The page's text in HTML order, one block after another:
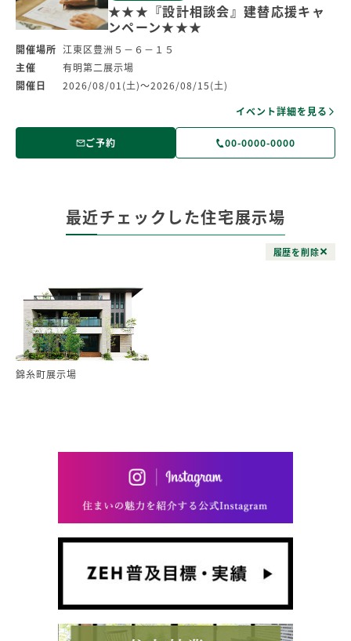
★★★『設計相談会』建替応援キャ
ンペーン★★★
開催場所 江東区豊洲５－６－１５
主催
有明第二展示場
開催日
2026/08/01(土)～2026/08/15(土)
イベント詳細を見る
ご予約 00-0000-0000
最近チェックした住宅展示場
履歴を削除
錦糸町展示場